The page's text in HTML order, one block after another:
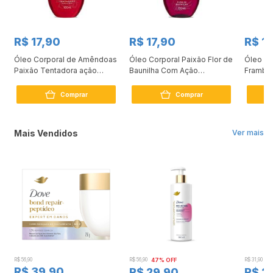
R$ 17,90
Óleo Corporal de Amêndoas
Paixão Tentadora ação
Comprar
R$ 17,90
Óleo Corporal Paixão Flor de
Baunilha Com Ação
Comprar
R$
Óleo
Ver mais
Mais Vendidos
R$ 56,90 R$ 56,90 47% OFF R$ 31,90